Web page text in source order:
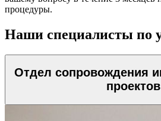
процедуры.
Наши специалисты по
Отдел сопровождения
проектов